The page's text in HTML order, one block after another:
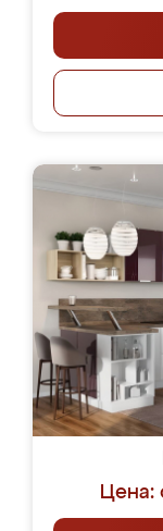
Цена: